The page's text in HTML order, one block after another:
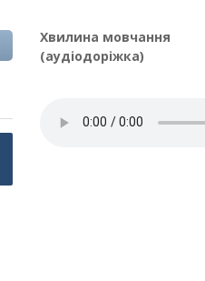
Хвилина мовчання
(аудіодоріжка)